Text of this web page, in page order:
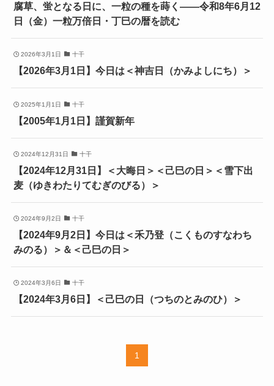
腐草、蛍となる日に、一粒の種を蒔く——令和8年6月12
日（金）一粒万倍日・丁巳の暦を読む
2026年3月1日 十干
【2026年3月1日】今日は＜神吉日（かみよしにち）＞
2025年1月1日 十干
【2005年1月1日】謹賀新年
2024年12月31日 十干
【2024年12月31日】＜大晦日＞＜己巳の日＞＜雪下出
麦（ゆきわたりてむぎのびる）＞
2024年9月2日 十干
【2024年9月2日】今日は＜禾乃登（こくものすなわち
みのる）＞＆＜己巳の日＞
2024年3月6日 十干
【2024年3月6日】＜己巳の日（つちのとみのひ）＞
1